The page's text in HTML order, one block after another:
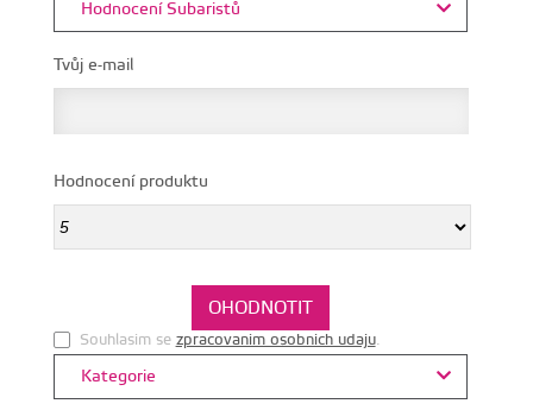
Hodnocení Subaristů
Tvůj e-mail
Hodnocení produktu
Souhlasim se zpracovanim osobnich udaju.
Kategorie